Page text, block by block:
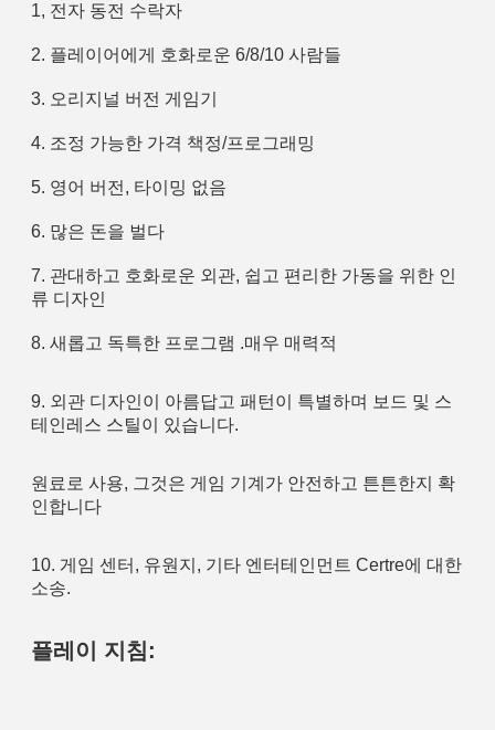
1, 전자 동전 수락자
2. 플레이어에게 호화로운 6/8/10 사람들
3. 오리지널 버전 게임기
4. 조정 가능한 가격 책정/프로그래밍
5. 영어 버전, 타이밍 없음
6. 많은 돈을 벌다
7. 관대하고 호화로운 외관, 쉽고 편리한 가동을 위한 인
류 디자인
8. 새롭고 독특한 프로그램 .매우 매력적
9. 외관 디자인이 아름답고 패턴이 특별하며 보드 및 스
테인레스 스틸이 있습니다.
원료로 사용, 그것은 게임 기계가 안전하고 튼튼한지 확
인합니다
10. 게임 센터, 유원지, 기타 엔터테인먼트 Certre에 대한
소송.
플레이 지침: